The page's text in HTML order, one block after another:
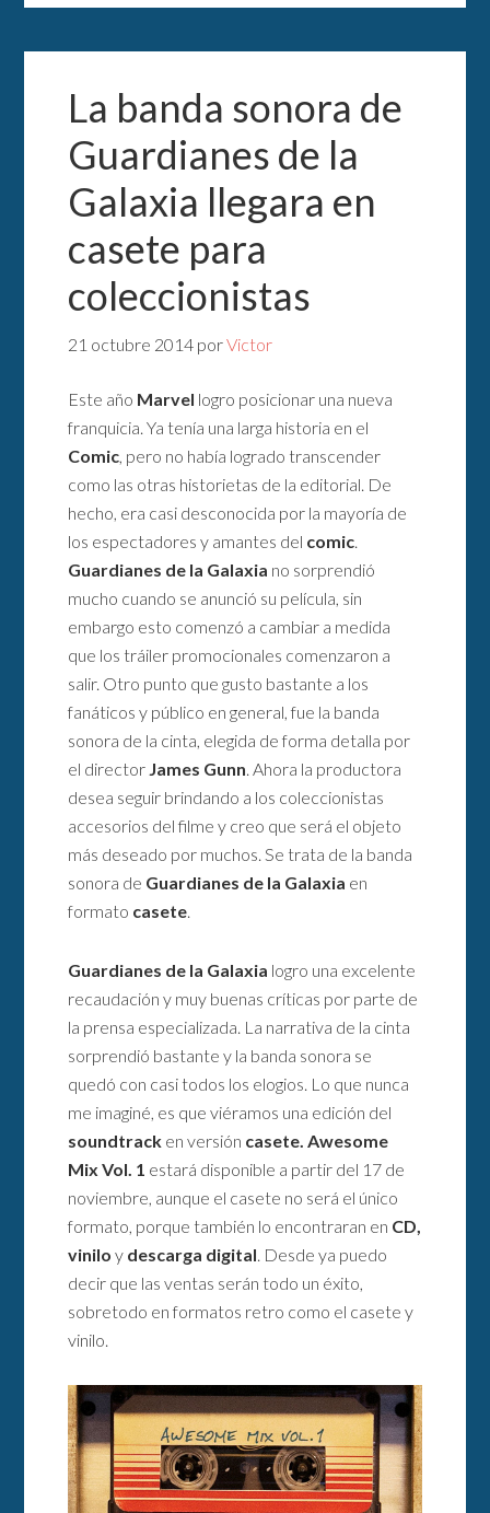
La banda sonora de
Guardianes de la
Galaxia llegara en
casete para
coleccionistas
21 octubre 2014 porVictor
Este año Marvel logro posicionar una nueva
franquicia. Ya tenía una larga historia en el
Comic, pero no había logrado transcender
como las otras historietas de la editorial. De
hecho, era casi desconocida por la mayoría de
los espectadores y amantes del comic.
Guardianes de la Galaxia no sorprendió
mucho cuando se anunció su película, sin
embargo esto comenzó a cambiar a medida
que los tráiler promocionales comenzaron a
salir. Otro punto que gusto bastante a los
fanáticos y público en general, fue la banda
sonora de la cinta, elegida de forma detalla por
el director James Gunn. Ahora la productora
desea seguir brindando a los coleccionistas
accesorios del filme y creo que será el objeto
más deseado por muchos. Se trata de la banda
sonora de Guardianes de la Galaxia en
formato casete.
Guardianes de la Galaxia logro una excelente
recaudación y muy buenas críticas por parte de
la prensa especializada. La narrativa de la cinta
sorprendió bastante y la banda sonora se
quedó con casi todos los elogios. Lo que nunca
me imaginé, es que viéramos una edición del
soundtrack en versión casete. Awesome
Mix Vol. 1 estará disponible a partir del 17 de
noviembre, aunque el casete no será el único
formato, porque también lo encontraran en CD,
vinilo y descarga digital. Desde ya puedo
decir que las ventas serán todo un éxito,
sobretodo en formatos retro como el casete y
vinilo.